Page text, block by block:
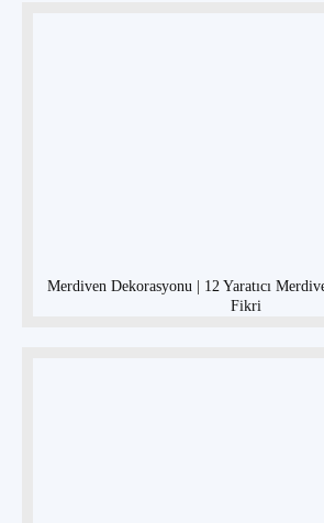
Merdiven Dekorasyonu | 12 Yaratıcı
Fikri